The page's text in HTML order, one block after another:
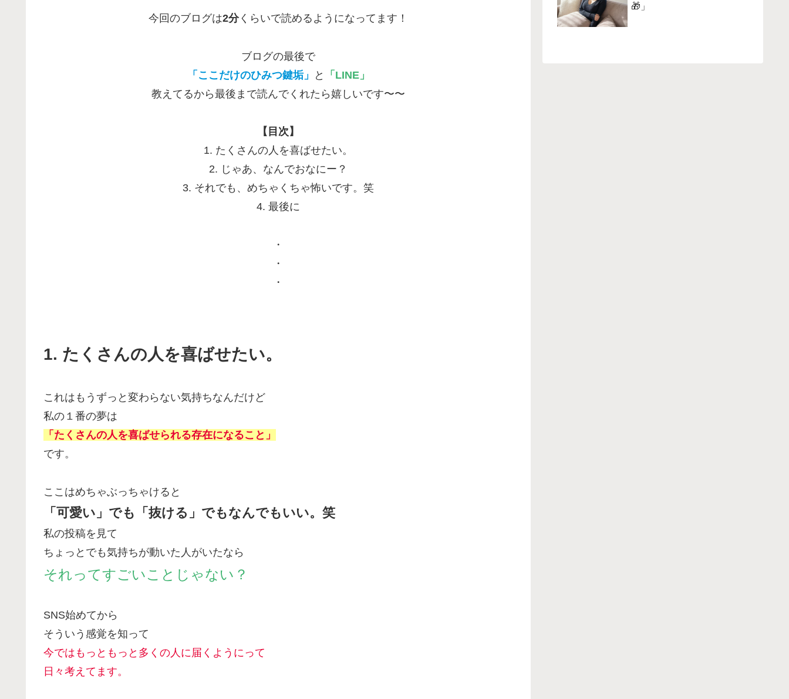
今回のブログは2分くらいで読めるようになってます！
ブログの最後で
「ここだけのひみつ鍵垢」
と
「LINE」
教えてるから最後まで読んでくれたら嬉しいです〜〜
【目次】
1. たくさんの人を喜ばせたい。
2. じゃあ、なんでおなにー？
3. それでも、めちゃくちゃ怖いです。笑
4. 最後に
・
・
・
1. たくさんの人を喜ばせたい。
これはもうずっと変わらない気持ちなんだけど
私の１番の夢は
「たくさんの人を喜ばせられる存在になること」
です。
ここはめちゃぶっちゃけると
「可愛い」でも「抜ける」でもなんでもいい。笑
私の投稿を見て
ちょっとでも気持ちが動いた人がいたなら
それってすごいことじゃない？
SNS始めてから
そういう感覚を知って
今ではもっともっと多くの人に届くようにって
日々考えてます。
🎁」